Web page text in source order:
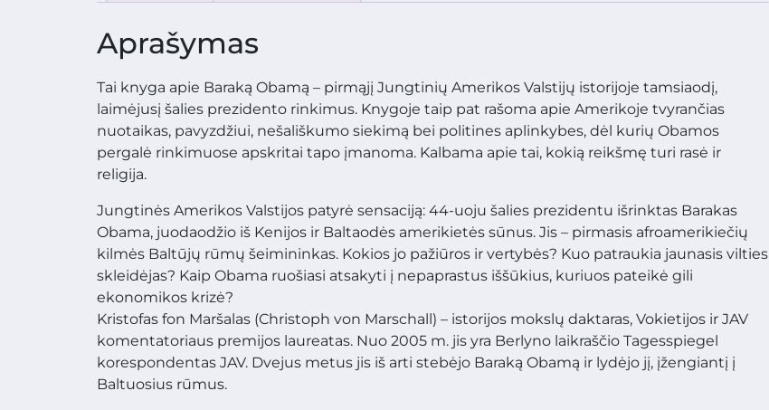
Aprašymas
Tai knyga apie Baraką Obamą – pirmąjį Jungtinių Amerikos Valstijų istorijoje tamsiaodį,
laimėjusį šalies prezidento rinkimus. Knygoje taip pat rašoma apie Amerikoje tvyrančias
nuotaikas, pavyzdžiui, nešališkumo siekimą bei politines aplinkybes, dėl kurių Obamos
pergalė rinkimuose apskritai tapo įmanoma. Kalbama apie tai, kokią reikšmę turi rasė ir
religija.
Jungtinės Amerikos Valstijos patyrė sensaciją: 44-uoju šalies prezidentu išrinktas Barakas
Obama, juodaodžio iš Kenijos ir Baltaodės amerikietės sūnus. Jis – pirmasis afroamerikiečių
kilmės Baltūjų rūmų šeimininkas. Kokios jo pažiūros ir vertybės? Kuo patraukia jaunasis vilties
skleidėjas? Kaip Obama ruošiasi atsakyti į nepaprastus iššūkius, kuriuos pateikė gili
ekonomikos krizė?
Kristofas fon Maršalas (Christoph von Marschall) – istorijos mokslų daktaras, Vokietijos ir JAV
komentatoriaus premijos laureatas. Nuo 2005 m. jis yra Berlyno laikraščio Tagesspiegel
korespondentas JAV. Dvejus metus jis iš arti stebėjo Baraką Obamą ir lydėjo jį, įžengiantį į
Baltuosius rūmus.